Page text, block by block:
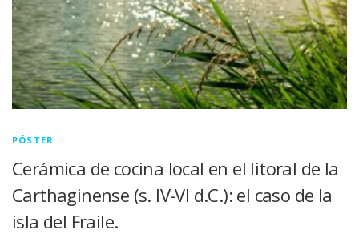
PÓSTER
Cerámica de cocina local en el litoral de la
Carthaginense (s. IV-VI d.C.): el caso de la
isla del Fraile.